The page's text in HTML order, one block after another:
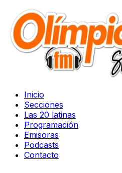
Inicio
Secciones
Las 20 latinas
Programación
Emisoras
Podcasts
Contacto